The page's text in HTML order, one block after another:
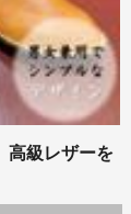
高級レザーを